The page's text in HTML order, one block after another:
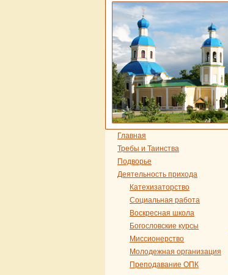
Главная
Требы и Таинства
Подворье
Деятельность прихода
Катехизаторство
Социальная работа
Воскресная школа
Богословские курсы
Миссионерство
Молодежная организация
Преподавание ОПК